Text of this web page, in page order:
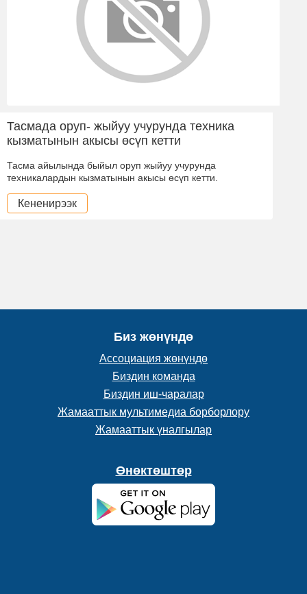
Тасмада оруп- жыйуу учурунда техника
кызматынын акысы өсүп кетти
Тасма айылында быйыл оруп жыйуу учурунда
техникалардын кызматынын акысы өсүп кетти.
Кененирээк
Биз жөнүндө
Ассоциация жөнүндө
Биздин команда
Биздин иш-чаралар
Жамааттык мультимедиа борборлору
Жамааттык үналгылар
Өнөктөштөр